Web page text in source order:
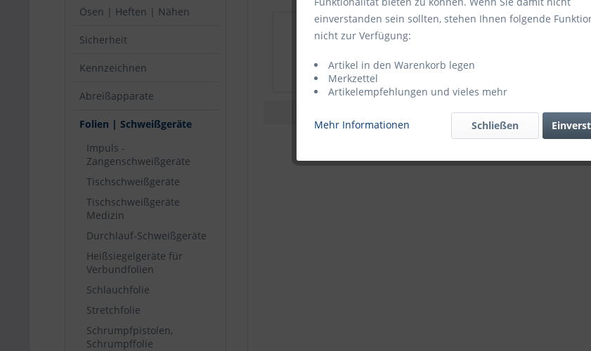
Ösen | Heften | Nähen
Sicherheit
Kennzeichnen
Abreißapparate
Folien | Schweißgeräte
Impuls -
Zangenschweißgeräte
Tischschweißgeräte
Tischschweißgeräte
Medizin
Durchlauf-Schweißgeräte
Heißsiegelgeräte für
Verbundfolien
Schlauchfolie
Stretchfolie
Schrumpfpistolen,
Schrumpffolie
Schreib-/Stempelfeld
einverstanden sein sollten, stehen Ihnen folgende
nicht zur Verfügung:
Artikel in den Warenkorb legen
Merkzettel
Artikelempfehlungen und vieles mehr
Mehr Informationen Schließen